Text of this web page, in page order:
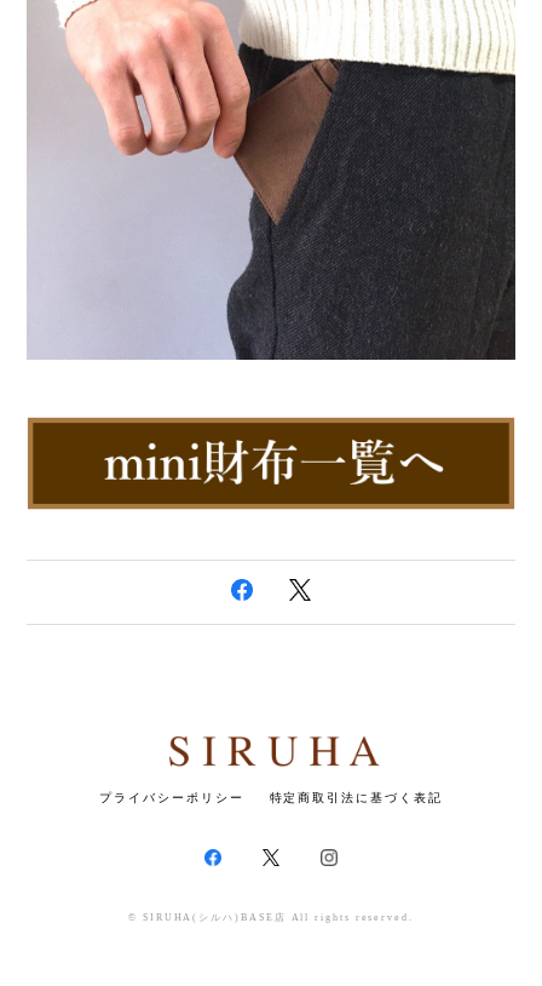
プライバシーポリシー 特定商取引法に基づく表記
© SIRUHA(シルハ)BASE店 All rights reserved.